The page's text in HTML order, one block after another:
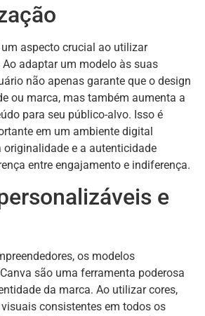
aspecto crucial ao utilizar
adaptar um modelo às suas
não apenas garante que o design
ou marca, mas também aumenta a
para seu público-alvo. Isso é
em um ambiente digital
originalidade e a autenticidade
entre engajamento e indiferença.
e
os modelos
são uma ferramenta poderosa
da marca. Ao utilizar cores,
consistentes em todos os